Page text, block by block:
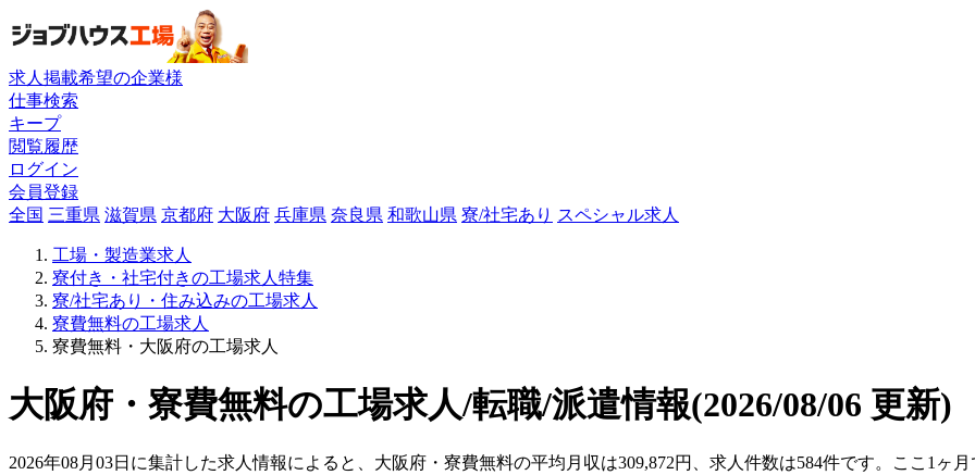
求人掲載希望の企業様
仕事検索
キープ
閲覧履歴
ログイン
会員登録
全国 三重県 滋賀県 京都府 大阪府 兵庫県 奈良県 和歌山県 寮/社宅あり スペシャル求人
工場・製造業求人
寮付き・社宅付きの工場求人特集
寮/社宅あり・住み込みの工場求人
寮費無料の工場求人
寮費無料・大阪府の工場求人
大阪府・寮費無料の工場求人/転職/派遣情報(2026/08/06 更新)
2026年08月03日に集計した求人情報によると、大阪府・寮費無料の平均月収は309,872円、求人件数は584件です。ここ1ヶ